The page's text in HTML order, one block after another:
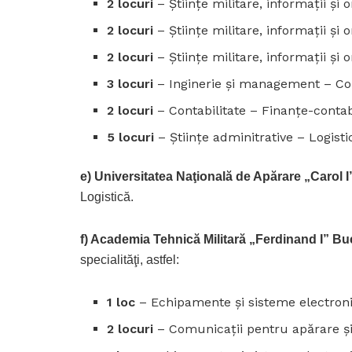
2 locuri – Ştiinţe militare, informaţii şi
2 locuri – Ştiinţe militare, informaţii şi
2 locuri – Ştiinţe militare, informaţii şi
3 locuri – Inginerie şi management –
2 locuri – Contabilitate – Finanţe-
5 locuri – Ştiinţe adminitrative –
e) Universitatea Naţională de Apărare „Carol
Logistică.
f) Academia Tehnică Militară „Ferdinand I”
specialităţi, astfel:
1 loc – Echipamente şi sisteme
2 locuri – Comunicaţii pentru apărare